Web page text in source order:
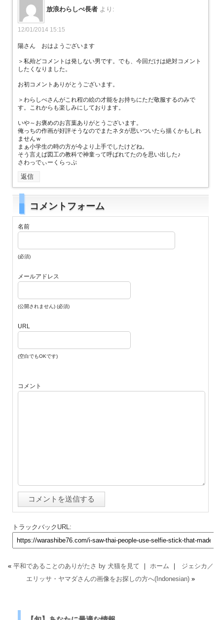
放浪わらしべ長者 より:
12/01/2014 15:15
陽さん おはようございます
＞私殆どコメントは発しない男です。でも、今回だけは絶対コメント
したくなりました。
お初コメントありがとうございます。
＞わらしべさんがこれ程の絵の才能をお持ちにただ敬服するのみで
す。これからも楽しみにしております。
いや～お褒めのお言葉ありがとうございます。
俺っちの作画が好評そうなのでまたネタが思いついたら描くかもしれ
ませんｗ
まぁ小学生の時の方が今より上手でしたけどね。
そう言えば図工の教科で神童って呼ばれてたのを思い出した♪
さわっでぃーくらっぷ
返信
コメントフォーム
名前
(必須)
メールアドレス
(公開されません) (必須)
URL
(空白でもOKです)
コメント
トラックバックURL:
« 平和であることのありがたさ by 犬猫を見て ｜ ホーム ｜ ジェシカ／
エリッサ・ヤマダさんの画像をお探しの方へ(Indonesian) »